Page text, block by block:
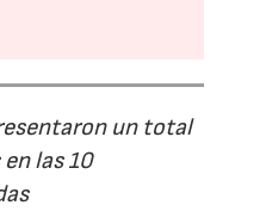
un total
las 10